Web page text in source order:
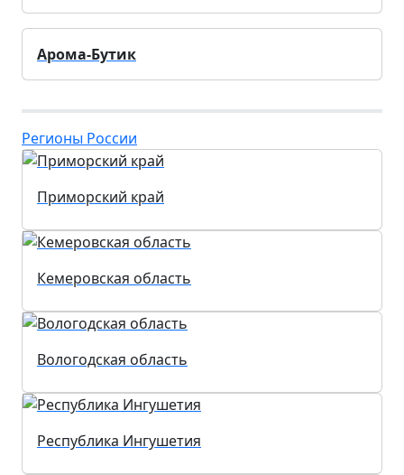
Арома-Бутик
Регионы России
Приморский край
Кемеровская область
Вологодская область
Республика Ингушетия